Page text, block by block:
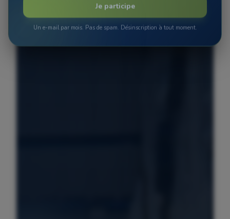
Je participe
Un e-mail par mois. Pas de spam. Désinscription à tout moment.